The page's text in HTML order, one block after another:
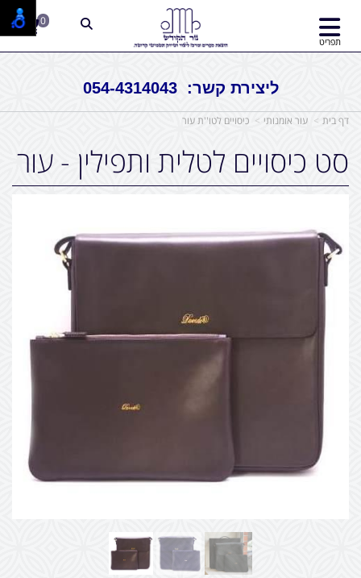
ליצירת קשר: 054-4314043
תפריט
0
דף בית עור אומנותי כיסויים לטו''ת עור
סט כיסויים לטלית ותפילין - עור